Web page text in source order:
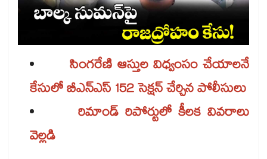
సింగరేణి ఆస్తుల విధ్వంసం చేయాలనే
కేసులో బీఎన్‌‌ఎస్‌‌ 152 సెక్షన్ చేర్చిన పోలీసులు
రిమాండ్‌‌ రిపోర్టులో కీలక వివరాలు
వెల్లడి